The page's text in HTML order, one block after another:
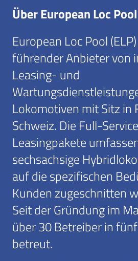
Über European Loc
European Loc Pool
führender Anbieter von
Leasing- und
Lokomotiven mit Sitz in
Schweiz. Die Full-
Leasingpakete
sechsachsige
auf die spezifischen
Kunden zugeschnitten
Seit der Gründung im
über 30 Betreiber in
betreut.